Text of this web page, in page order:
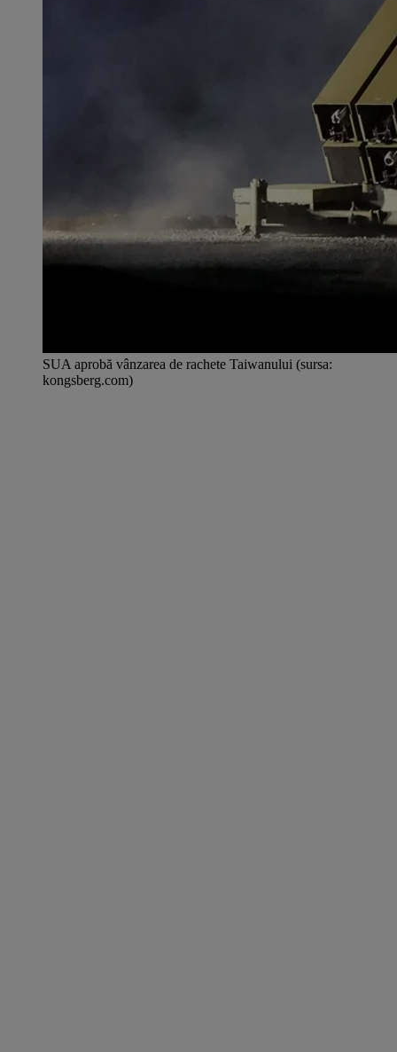
SUA aprobă vânzarea de rachete Taiwanului (sursa:
kongsberg.com)